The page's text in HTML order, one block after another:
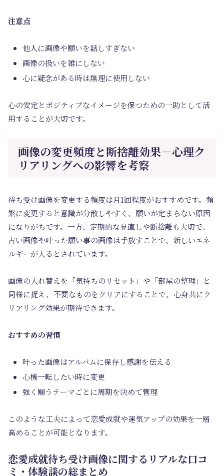
注意点
他人に画像や願いを話しすぎない
画像の扱いを雑にしない
心に疑念がある時は無理に使用しない
心の安定とポジティブなイメージを保つための一助として活
用することが大切です。
画像の変更頻度と断捨離効果－心理ク
リアリングへの影響を考察
待ち受け画像を変更する頻度は月1回程度がおすすめです。頻
繁に変更すると意識が分散しやすく、願いが定まらない原因
になりがちです。一方、定期的な見直しや断捨離も大切で、
古い画像や叶った願い事の画像は手放すことで、新しいエネ
ルギーが入るとされています。
画像の入れ替えを「気持ちのリセット」や「部屋の整理」と
同様に捉え、不要なものをクリアにすることで、心身共にク
リアリング効果が期待できます。
おすすめの習慣
叶った画像はアルバムに保存し感謝を伝える
心機一転したい時に変更
強く願うテーマごとに周期を決めて管理
このような工夫によって恋愛成就や運気アップの効果を一層
高めることが可能となります。
恋愛成就待ち受け画像に関するリアルな口コ
ミ・体験談の総まとめ